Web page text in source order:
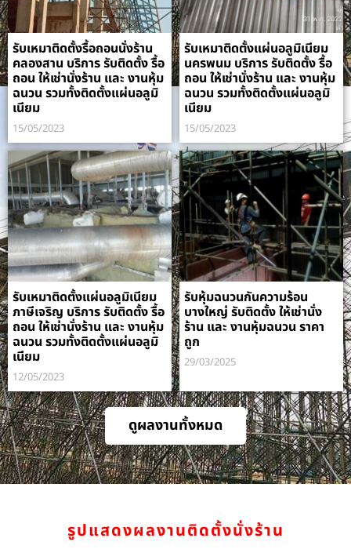
รับเหมาติดตั้งรื้อถอนนั่งร้าน
คลองสาน บริการ รับติดตั้ง รื้อ
ถอน ให้เช่านั่งร้าน และ งานหุ้ม
ฉนวน รวมทั้งติดตั้งแผ่นอลูมิ
เนียม
15/05/2023
รับเหมาติดตั้งแผ่นอลูมิเนียม
นครพนม บริการ รับติดตั้ง รื้อ
ถอน ให้เช่านั่งร้าน และ งานหุ้ม
ฉนวน รวมทั้งติดตั้งแผ่นอลูมิ
เนียม
15/05/2023
รับเหมาติดตั้งแผ่นอลูมิเนียม
ภาษีเจริญ บริการ รับติดตั้ง รื้อ
ถอน ให้เช่านั่งร้าน และ งานหุ้ม
ฉนวน รวมทั้งติดตั้งแผ่นอลูมิ
เนียม
12/05/2023
รับหุ้มฉนวนกันความร้อน
บางใหญ่ รับติดตั้ง ให้เช่านั่ง
ร้าน และ งานหุ้มฉนวน ราคา
ถูก
29/03/2025
ดูผลงานทั้งหมด
รูปแสดงผลงานติดตั้งนั่งร้าน